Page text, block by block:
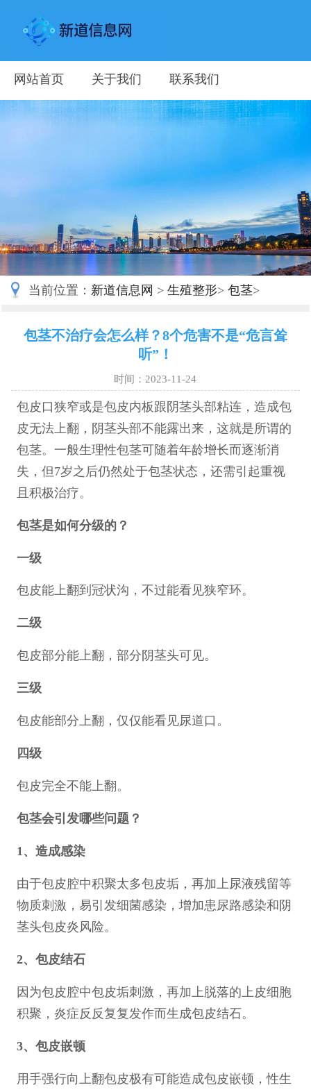
网站首页 关于我们 联系我们
当前位置： 新道信息网 >生殖整形>包茎>
包茎不治疗会怎么样？8个危害不是“危言耸
听”！
时间：2023-11-24
包皮口狭窄或是包皮内板跟阴茎头部粘连，造成包
皮无法上翻，阴茎头部不能露出来，这就是所谓的
包茎。一般生理性包茎可随着年龄增长而逐渐消
失，但7岁之后仍然处于包茎状态，还需引起重视
且积极治疗。
包茎是如何分级的？
一级
包皮能上翻到冠状沟，不过能看见狭窄环。
二级
包皮部分能上翻，部分阴茎头可见。
三级
包皮能部分上翻，仅仅能看见尿道口。
四级
包皮完全不能上翻。
包茎会引发哪些问题？
1、造成感染
由于包皮腔中积聚太多包皮垢，再加上尿液残留等
物质刺激，易引发细菌感染，增加患尿路感染和阴
茎头包皮炎风险。
2、包皮结石
因为包皮腔中包皮垢刺激，再加上脱落的上皮细胞
积聚，炎症反反复复发作而生成包皮结石。
3、包皮嵌顿
用手强行向上翻包皮极有可能造成包皮嵌顿，性生